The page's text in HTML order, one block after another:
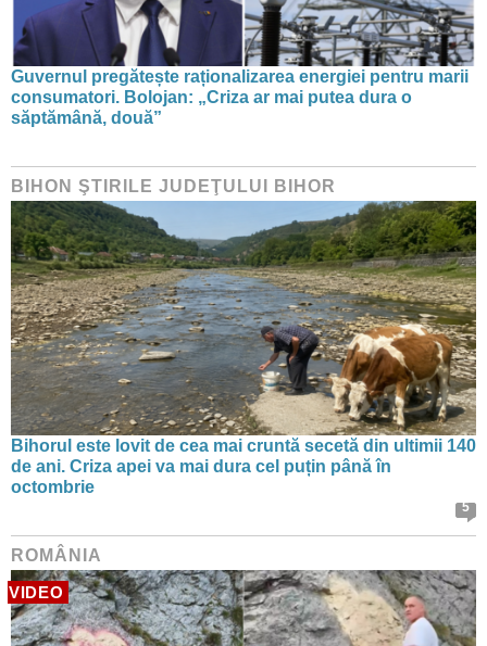
Guvernul pregătește raționalizarea energiei pentru marii
consumatori. Bolojan: „Criza ar mai putea dura o
săptămână, două”
BIHON ŞTIRILE JUDEŢULUI BIHOR
Bihorul este lovit de cea mai cruntă secetă din ultimii 140
de ani. Criza apei va mai dura cel puțin până în
octombrie
5
ROMÂNIA
VIDEO